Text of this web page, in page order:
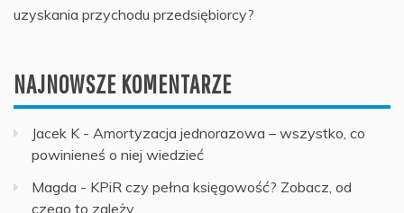
uzyskania przychodu przedsiębiorcy?
NAJNOWSZE KOMENTARZE
Jacek K- Amortyzacja jednorazowa – wszystko, co
powinieneś o niej wiedzieć
Magda - KPiR czy pełna księgowość? Zobacz, od
czego to zależy